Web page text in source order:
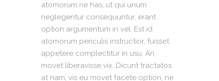
atomorum ne has, ut qui unum
neglegentur consequuntur, erant
option argumentum in vel. Est id
atomorum periculis instructior, fuisset
appetere complectitur in usu. An
movet liberavisse vix. Dicunt tractatos
at nam, vis eu movet facete option, ne